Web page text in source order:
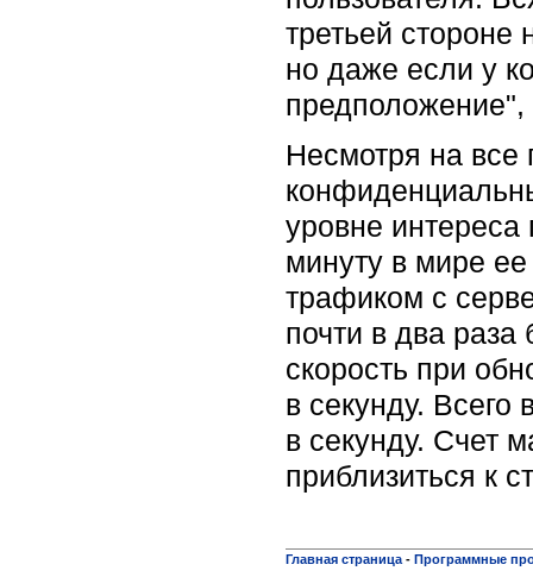
третьей стороне
но даже если у
предположение",
Несмотря на все
уровне
минуту в мире
трафиком с
почти в два
скорость при
в секунду. Всего
в секунду. Счет
приблизиться к
Главная страница - Программные